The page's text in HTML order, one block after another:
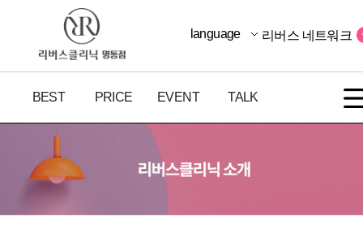
BEST PRICE EVENT TALK
language 리버스 네트워크